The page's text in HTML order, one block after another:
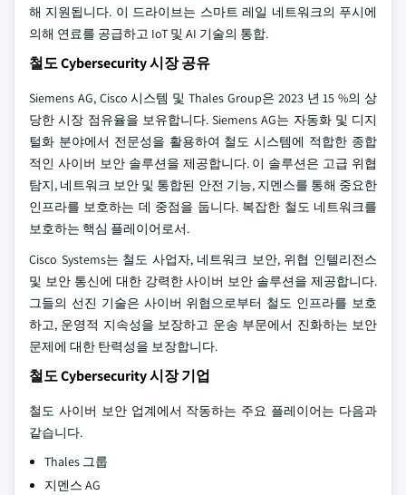
해 지원됩니다. 이 드라이브는 스마트 레일 네트워크의 푸시에
의해 연료를 공급하고 IoT 및 AI 기술의 통합.
철도 Cybersecurity 시장 공유
Siemens AG, Cisco 시스템 및 Thales Group은 2023 년 15 %의 상
당한 시장 점유율을 보유합니다. Siemens AG는 자동화 및 디지
털화 분야에서 전문성을 활용하여 철도 시스템에 적합한 종합
적인 사이버 보안 솔루션을 제공합니다. 이 솔루션은 고급 위협
탐지, 네트워크 보안 및 통합된 안전 기능, 지멘스를 통해 중요한
인프라를 보호하는 데 중점을 둡니다. 복잡한 철도 네트워크를
보호하는 핵심 플레이어로서.
Cisco Systems는 철도 사업자, 네트워크 보안, 위협 인텔리전스
및 보안 통신에 대한 강력한 사이버 보안 솔루션을 제공합니다.
그들의 선진 기술은 사이버 위협으로부터 철도 인프라를 보호
하고, 운영적 지속성을 보장하고 운송 부문에서 진화하는 보안
문제에 대한 탄력성을 보장합니다.
철도 Cybersecurity 시장 기업
철도 사이버 보안 업계에서 작동하는 주요 플레이어는 다음과
같습니다.
Thales 그룹
지멘스 AG